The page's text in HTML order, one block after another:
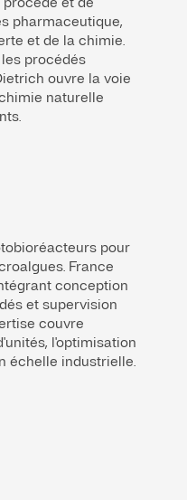
pharmaceutique,
et de la chimie.
procédés
ouvre la voie
naturelle
pour
France
conception
et supervision
couvre
l'optimisation
échelle industrielle.